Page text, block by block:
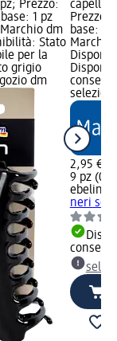
Prezzo:
1 pz
dm
Stato
per la
grigio
dm
capelli
Prezzo:
base: 9
Marchio
2,95 €
9 pz
ebelin
neri